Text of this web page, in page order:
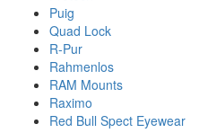
Puig
Quad Lock
R-Pur
Rahmenlos
RAM Mounts
Raximo
Red Bull Spect Eyewear